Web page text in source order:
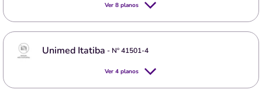
Ver 8 planos
Unimed Itatiba - Nº41501-4
Ver 4 planos